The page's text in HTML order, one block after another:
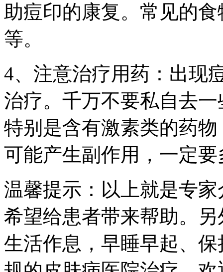
助痘印的康复。常见的
等。
4、注意治疗用药：出现
治疗。千万不要私自去
特别是含有激素类的药
可能产生副作用，一定
温馨提示：以上就是专
希望给患者带来帮助。
生活作息，早睡早起、